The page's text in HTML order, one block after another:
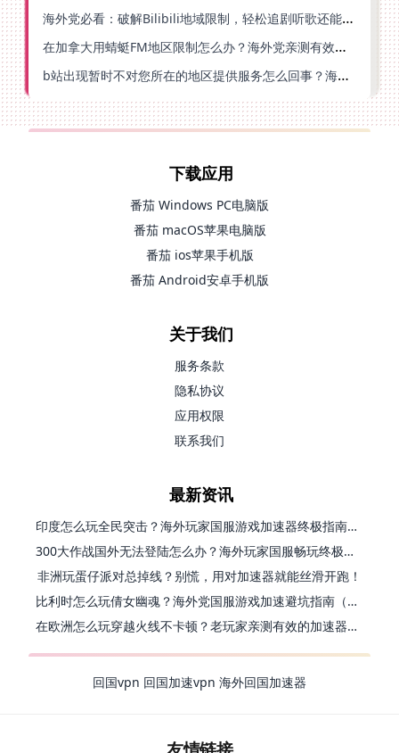
海外党必看：破解Bilibili地域限制，轻松追剧听歌还能流畅理财的实用指南
在加拿大用蜻蜓FM地区限制怎么办？海外党亲测有效的回国加速方案
b站出现暂时不对您所在的地区提供服务怎么回事？海外党亲测有效的回国加速方案
下载应用
番茄 Windows PC电脑版
番茄 macOS苹果电脑版
番茄 ios苹果手机版
番茄 Android安卓手机版
关于我们
服务条款
隐私协议
应用权限
联系我们
最新资讯
印度怎么玩全民突击？海外玩家国服游戏加速器终极指南（附原神延迟优化+精灵之境加速器选择）
300大作战国外无法登陆怎么办？海外玩家国服畅玩终极指南（附实测推荐）
非洲玩蛋仔派对总掉线？别慌，用对加速器就能丝滑开跑！
比利时怎么玩倩女幽魂？海外党国服游戏加速避坑指南（附实测推荐）
在欧洲怎么玩穿越火线不卡顿？老玩家亲测有效的加速器选择指南
回国vpn 回国加速vpn 海外回国加速器